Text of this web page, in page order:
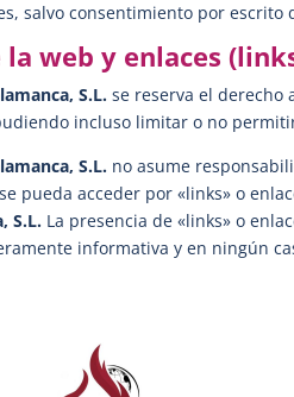
salvo consentimiento por escrito
web y enlaces
S.L.se reserva el
incluso limitar o no
S.L. no asume
pueda acceder por «links» o
S.L. La presencia de «links» o
informativa y en ningún